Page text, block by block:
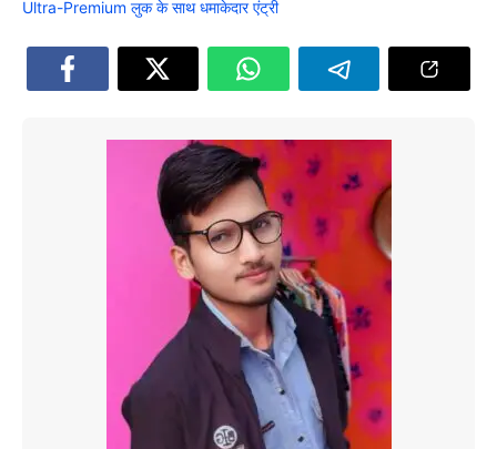
Ultra-Premium लुक के साथ धमाकेदार एंट्री